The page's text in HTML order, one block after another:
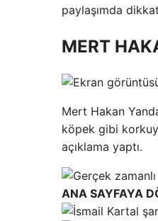
paylaşımda
MERT
Mert Hakan
köpek gibi
açıklama yaptı.
ANA SAYFAYA